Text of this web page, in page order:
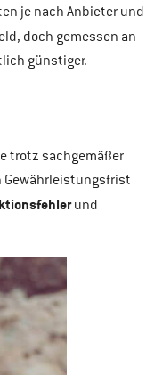
je nach Anbieter und
doch gemessen an
günstiger.
trotz sachgemäßer
Gewährleistungsfrist
und